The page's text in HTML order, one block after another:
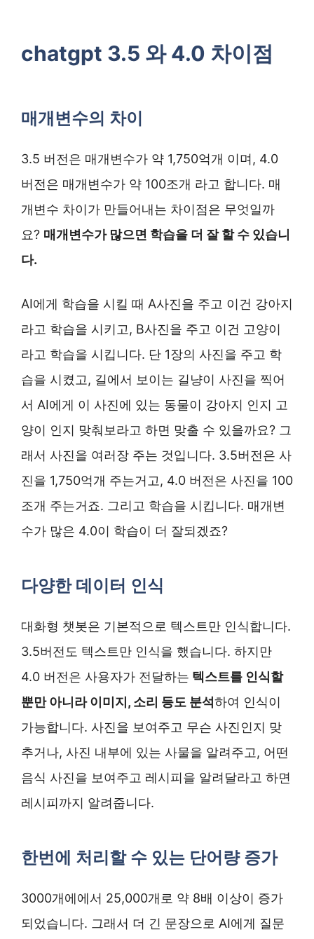
chatgpt 3.5 와 4.0 차이점
매개변수의 차이
3.5 버전은 매개변수가 약 1,750억개 이며, 4.0
버전은 매개변수가 약 100조개 라고 합니다. 매
개변수 차이가 만들어내는 차이점은 무엇일까
요? 매개변수가 많으면 학습을 더 잘 할 수 있습니
다.
AI에게 학습을 시킬 때 A사진을 주고 이건 강아지
라고 학습을 시키고, B사진을 주고 이건 고양이
라고 학습을 시킵니다. 단 1장의 사진을 주고 학
습을 시켰고, 길에서 보이는 길냥이 사진을 찍어
서 AI에게 이 사진에 있는 동물이 강아지 인지 고
양이 인지 맞춰보라고 하면 맞출 수 있을까요? 그
래서 사진을 여러장 주는 것입니다. 3.5버전은 사
진을 1,750억개 주는거고, 4.0 버전은 사진을 100
조개 주는거죠. 그리고 학습을 시킵니다. 매개변
수가 많은 4.0이 학습이 더 잘되겠죠?
다양한 데이터 인식
대화형 챗봇은 기본적으로 텍스트만 인식합니다.
3.5버전도 텍스트만 인식을 했습니다. 하지만
4.0 버전은 사용자가 전달하는 텍스트를 인식할
뿐만 아니라 이미지, 소리 등도 분석하여 인식이
가능합니다. 사진을 보여주고 무슨 사진인지 맞
추거나, 사진 내부에 있는 사물을 알려주고, 어떤
음식 사진을 보여주고 레시피을 알려달라고 하면
레시피까지 알려줍니다.
한번에 처리할 수 있는 단어량 증가
3000개에에서 25,000개로 약 8배 이상이 증가
되었습니다. 그래서 더 긴 문장으로 AI에게 질문